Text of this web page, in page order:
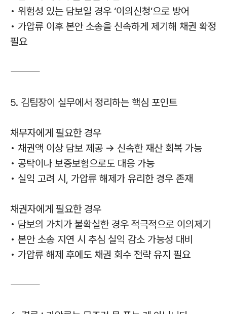
• 위험성 있는 담보일 경우 ‘이의신청’으로 방어
• 가압류 이후 본안 소송을 신속하게 제기해 채권 확정
필요
⸻
5. 김팀장이 실무에서 정리하는 핵심 포인트
채무자에게 필요한 경우
• 채권액 이상 담보 제공 → 신속한 재산 회복 가능
• 공탁이나 보증보험으로도 대응 가능
• 실익 고려 시, 가압류 해제가 유리한 경우 존재
채권자에게 필요한 경우
• 담보의 가치가 불확실한 경우 적극적으로 이의제기
• 본안 소송 지연 시 추심 실익 감소 가능성 대비
• 가압류 해제 후에도 채권 회수 전략 유지 필요
⸻